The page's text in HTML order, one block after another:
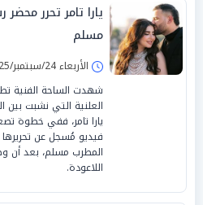
يارا تامر تحرر
مسلم
الأربعاء 24/سبتمبر/2025 - 09:33 م
شهدت الساحة الفنية
العلنية التي نشبت
يارا تامر، ففي خطوة
فيديو مُسجل عن
المطرب مسلم، بعد أن
اللاعودة.